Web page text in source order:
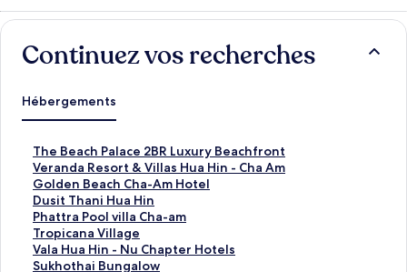
Continuez vos recherches
Hébergements
The Beach Palace 2BR Luxury Beachfront
L
i
e
n
o
u
v
r
Veranda Resort & Villas Hua Hin - Cha Am
L
i
e
n
o
u
v
Golden Beach Cha-Am Hotel
L
i
e
n
o
u
Dusit Thani Hua Hin
L
i
e
n
o
Phattra Pool villa Cha-am
L
i
e
n
Tropicana Village
L
i
e
Vala Hua Hin - Nu Chapter Hotels
L
iSukhothai Bungalow
L